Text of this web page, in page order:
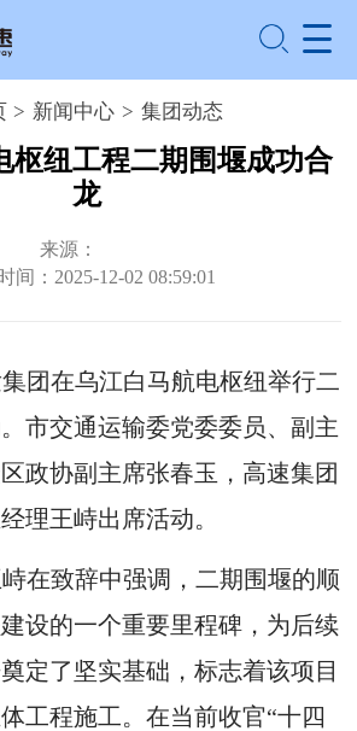
> 新闻中心 > 集团动态
枢纽工程二期围堰成功合
龙
来源：
间：2025-12-02 08:59:01
团在乌江白马航电枢纽举行二
市交通运输委党委委员、副主
政协副主席张春玉，高速集团
理王峙出席活动。
在致辞中强调，二期围堰的顺
设的一个重要里程碑，为后续
定了坚实基础，标志着该项目
工程施工。在当前收官“十四